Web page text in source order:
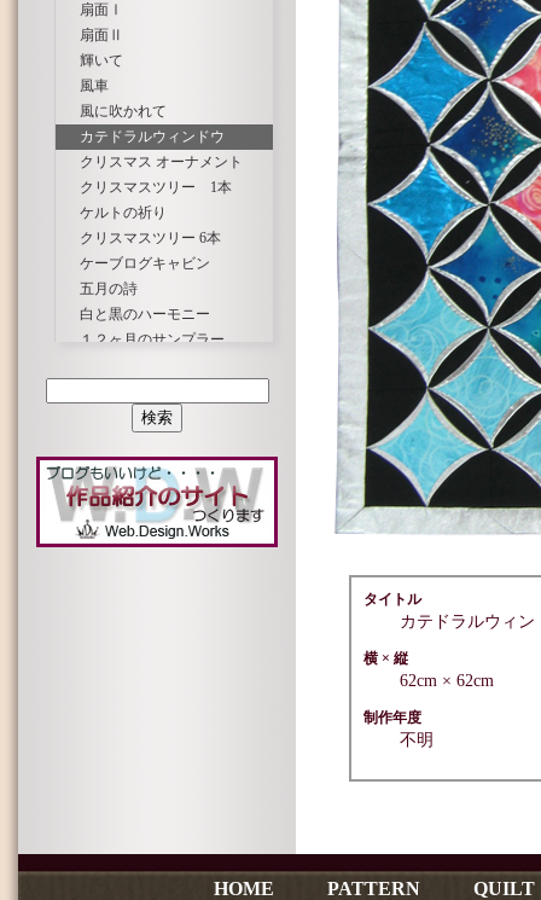
扇面Ⅰ
扇面Ⅱ
輝いて
風車
風に吹かれて
カテドラルウィンドウ
クリスマス オーナメント
クリスマスツリー 1本
ケルトの祈り
クリスマスツリー 6本
ケーブログキャビン
五月の詩
白と黒のハーモニー
１２ヶ月のサンプラー
チャームキルト
トラプート＆プティ ばら
夏の想い出
春風にさそわれて
春の光
Water Color Quilt
タイトル
カテドラルウィン
横 × 縦
62cm × 62cm
制作年度
不明
HOME PATTERN QUILT